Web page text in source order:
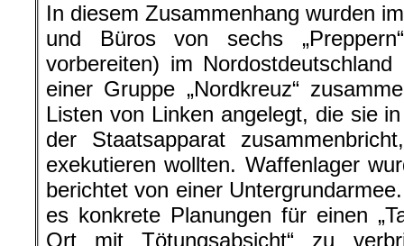
In diesem Zusammenhang wurden
und Büros von sechs
vorbereiten) im
einer Gruppe „Nordkreuz“
Listen von Linken angelegt, die sie
der Staatsapparat
exekutieren wollten. Waffenlager
berichtet von einer
es konkrete Planungen für einen
Ort mit Tötungsabsicht“ zu